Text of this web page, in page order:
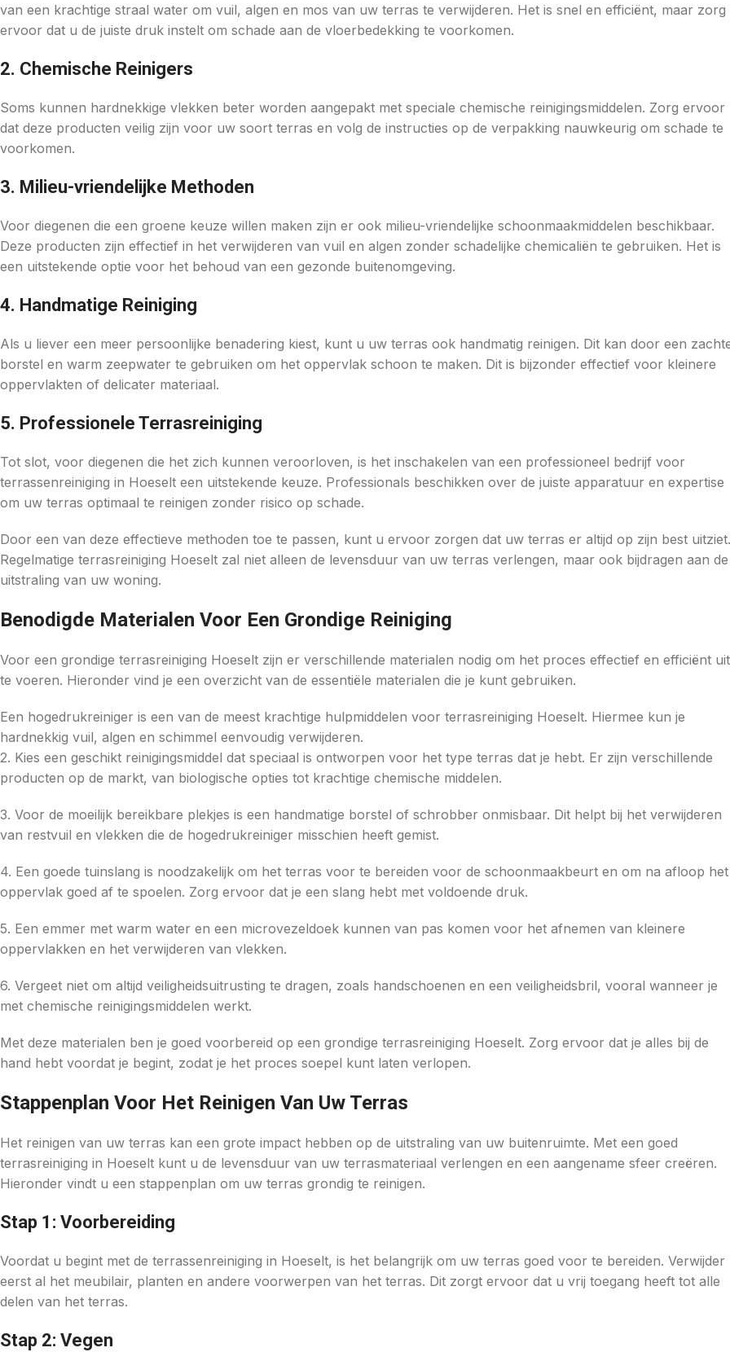
van een krachtige straal water om vuil, algen en mos van uw terras te verwijderen. Het is snel en efficiënt, maar zorg
ervoor dat u de juiste druk instelt om schade aan de vloerbedekking te voorkomen.
2. Chemische Reinigers
Soms kunnen hardnekkige vlekken beter worden aangepakt met speciale chemische reinigingsmiddelen. Zorg ervoor
dat deze producten veilig zijn voor uw soort terras en volg de instructies op de verpakking nauwkeurig om schade te
voorkomen.
3. Milieu-vriendelijke Methoden
Voor diegenen die een groene keuze willen maken zijn er ook milieu-vriendelijke schoonmaakmiddelen beschikbaar.
Deze producten zijn effectief in het verwijderen van vuil en algen zonder schadelijke chemicaliën te gebruiken. Het is
een uitstekende optie voor het behoud van een gezonde buitenomgeving.
4. Handmatige Reiniging
Als u liever een meer persoonlijke benadering kiest, kunt u uw terras ook handmatig reinigen. Dit kan door een
borstel en warm zeepwater te gebruiken om het oppervlak schoon te maken. Dit is bijzonder effectief voor kleinere
oppervlakten of delicater materiaal.
5. Professionele Terrasreiniging
Tot slot, voor diegenen die het zich kunnen veroorloven, is het inschakelen van een professioneel bedrijf voor
terrassenreiniging in Hoeselt een uitstekende keuze. Professionals beschikken over de juiste apparatuur en expertise
om uw terras optimaal te reinigen zonder risico op schade.
Door een van deze effectieve methoden toe te passen, kunt u ervoor zorgen dat uw terras er altijd op zijn best uitziet.
Regelmatige terrasreiniging Hoeselt zal niet alleen de levensduur van uw terras verlengen, maar ook bijdragen aan de
uitstraling van uw woning.
Benodigde Materialen Voor Een Grondige Reiniging
Voor een grondige terrasreiniging Hoeselt zijn er verschillende materialen nodig om het proces effectief en efficiënt uit
te voeren. Hieronder vind je een overzicht van de essentiële materialen die je kunt gebruiken.
Een hogedrukreiniger is een van de meest krachtige hulpmiddelen voor terrasreiniging Hoeselt. Hiermee kun je
hardnekkig vuil, algen en schimmel eenvoudig verwijderen.
2. Kies een geschikt reinigingsmiddel dat speciaal is ontworpen voor het type terras dat je hebt. Er zijn verschillende
producten op de markt, van biologische opties tot krachtige chemische middelen.
3. Voor de moeilijk bereikbare plekjes is een handmatige borstel of schrobber onmisbaar. Dit helpt bij het verwijderen
van restvuil en vlekken die de hogedrukreiniger misschien heeft gemist.
4. Een goede tuinslang is noodzakelijk om het terras voor te bereiden voor de schoonmaakbeurt en om na afloop het
oppervlak goed af te spoelen. Zorg ervoor dat je een slang hebt met voldoende druk.
5. Een emmer met warm water en een microvezeldoek kunnen van pas komen voor het afnemen van kleinere
oppervlakken en het verwijderen van vlekken.
6. Vergeet niet om altijd veiligheidsuitrusting te dragen, zoals handschoenen en een veiligheidsbril, vooral wanneer je
met chemische reinigingsmiddelen werkt.
Met deze materialen ben je goed voorbereid op een grondige terrasreiniging Hoeselt. Zorg ervoor dat je alles bij de
hand hebt voordat je begint, zodat je het proces soepel kunt laten verlopen.
Stappenplan Voor Het Reinigen Van Uw Terras
Het reinigen van uw terras kan een grote impact hebben op de uitstraling van uw buitenruimte. Met een goed
terrasreiniging in Hoeselt kunt u de levensduur van uw terrasmateriaal verlengen en een aangename sfeer creëren.
Hieronder vindt u een stappenplan om uw terras grondig te reinigen.
Stap 1: Voorbereiding
Voordat u begint met de terrassenreiniging in Hoeselt, is het belangrijk om uw terras goed voor te bereiden. Verwijder
eerst al het meubilair, planten en andere voorwerpen van het terras. Dit zorgt ervoor dat u vrij toegang heeft tot alle
delen van het terras.
Stap 2: Vegen